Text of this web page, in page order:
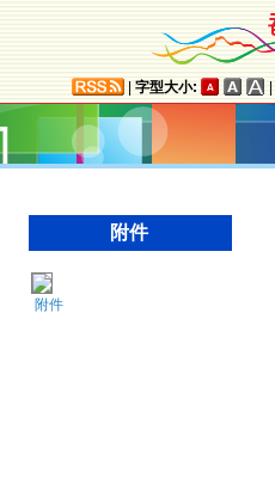
字型大小:
附件
附件